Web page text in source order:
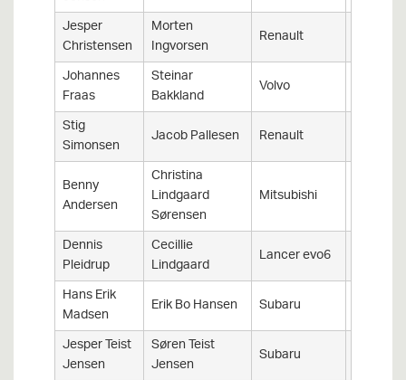
Jesper
Christensen
Morten
Ingvorsen Renault
Johannes
Fraas
Steinar
Bakkland Volvo
Stig
Simonsen Jacob Pallesen Renault
Benny
Andersen
Christina
Lindgaard
Sørensen
Mitsubishi
Dennis
Pleidrup
Cecillie
Lindgaard Lancer evo6
Hans Erik
Madsen Erik Bo Hansen Subaru
Jesper Teist
Jensen
Søren Teist
Jensen Subaru